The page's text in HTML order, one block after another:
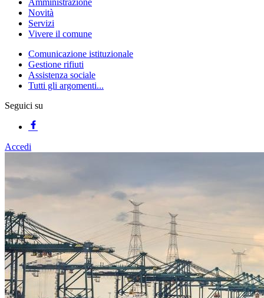
Amministrazione
Novità
Servizi
Vivere il comune
Comunicazione istituzionale
Gestione rifiuti
Assistenza sociale
Tutti gli argomenti...
Seguici su
Accedi